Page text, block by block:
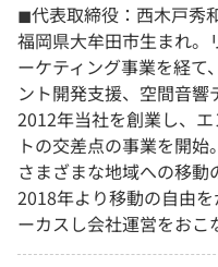
◼︎代表取締役：西木戸秀
福岡県大牟田市生まれ。
ーケティング事業を経て
ント開発支援、空間音響
2012年当社を創業し、
トの交差点の事業を開始。
さまざまな地域への移動
2018年より移動の自由
ーカスし会社運営をおこ